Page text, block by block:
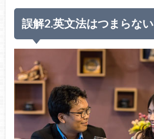
誤解2.英文法はつまらない